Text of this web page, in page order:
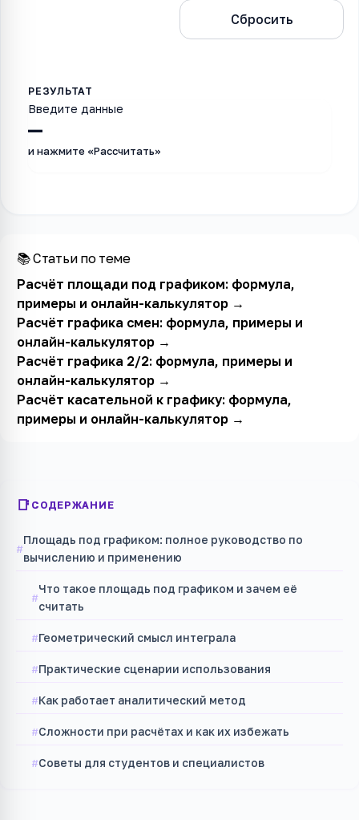
Сбросить
—
Введите данные
и нажмите «Рассчитать»
📚 Статьи по теме
Расчёт площади под графиком: формула,
примеры и онлайн-калькулятор→
Расчёт графика смен: формула, примеры и
онлайн-калькулятор→
Расчёт графика 2/2: формула, примеры и
онлайн-калькулятор→
Расчёт касательной к графику: формула,
примеры и онлайн-калькулятор→
СОДЕРЖАНИЕ
Площадь под графиком: полное руководство по
вычислению и применению
Что такое площадь под графиком и зачем её
считать
Геометрический смысл интеграла
Практические сценарии использования
Как работает аналитический метод
Сложности при расчётах и как их избежать
Советы для студентов и специалистов